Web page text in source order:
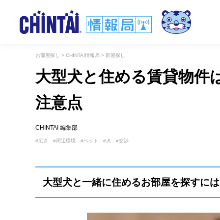
お部屋探し > CHINTAI情報局 > 部屋探し
大型犬と住める賃貸物件
注意点
CHINTAI 編集部
広さ 周辺環境 ペット 犬 交渉
大型犬と一緒に住めるお部屋を探すには